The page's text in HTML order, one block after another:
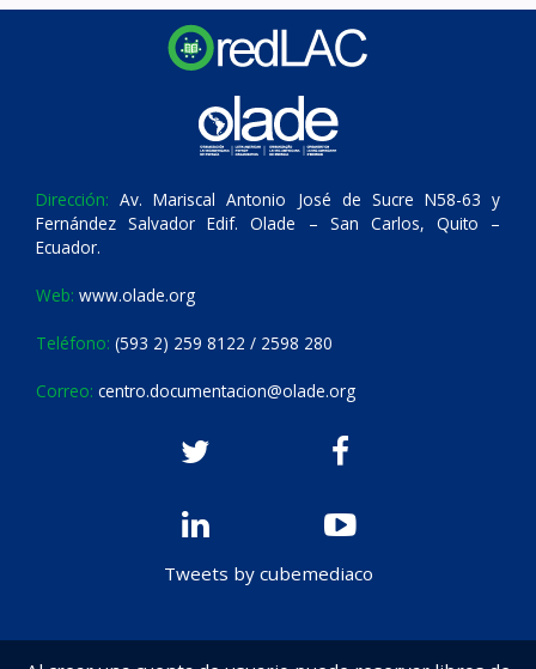
Dirección: Av. Mariscal Antonio José de Sucre N58-63 y
Fernández Salvador Edif. Olade – San Carlos, Quito –
Ecuador.
Web: www.olade.org
Teléfono: (593 2) 259 8122 / 2598 280
Correo: centro.documentacion@olade.org
Tweets by cubemediaco